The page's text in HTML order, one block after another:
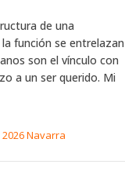
de una
función se entrelazan
son el vínculo con
a un ser querido. Mi
Navarra